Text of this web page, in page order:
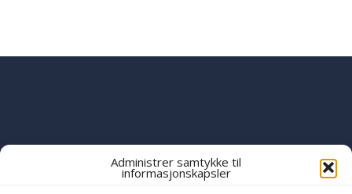
Administrer samtykke til
informasjonskapsler